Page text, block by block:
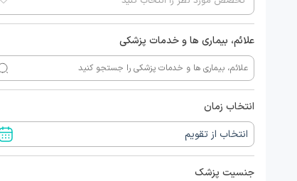
علائم، بیماری ها و خدمات پزشکی
انتخاب زمان
جنسیت پزشک